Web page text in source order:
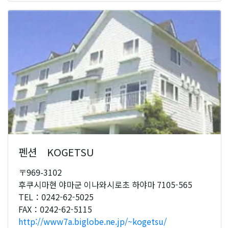
펜션 KOGETSU
〒969-3102
후쿠시마현 야마군 이나와시로초 하야마 7105-565
TEL：0242-62-5025
FAX：0242-62-5115
http://www7a.biglobe.ne.jp/~kogetsu/